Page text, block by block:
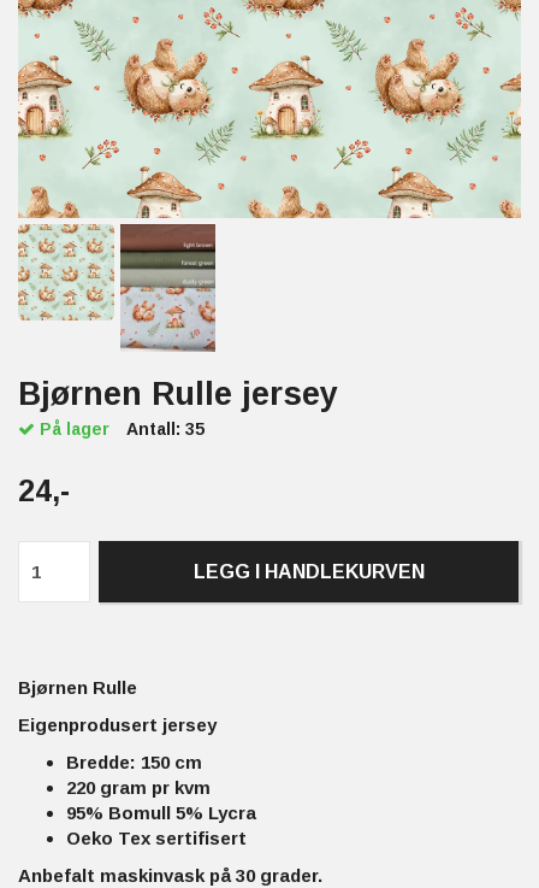
Bjørnen Rulle jersey
På lager Antall: 35
24,-
LEGG I HANDLEKURVEN
Bjørnen Rulle
Eigenprodusert jersey
Bredde: 150 cm
220 gram pr kvm
95% Bomull 5% Lycra
Oeko Tex sertifisert
Anbefalt maskinvask på 30 grader.